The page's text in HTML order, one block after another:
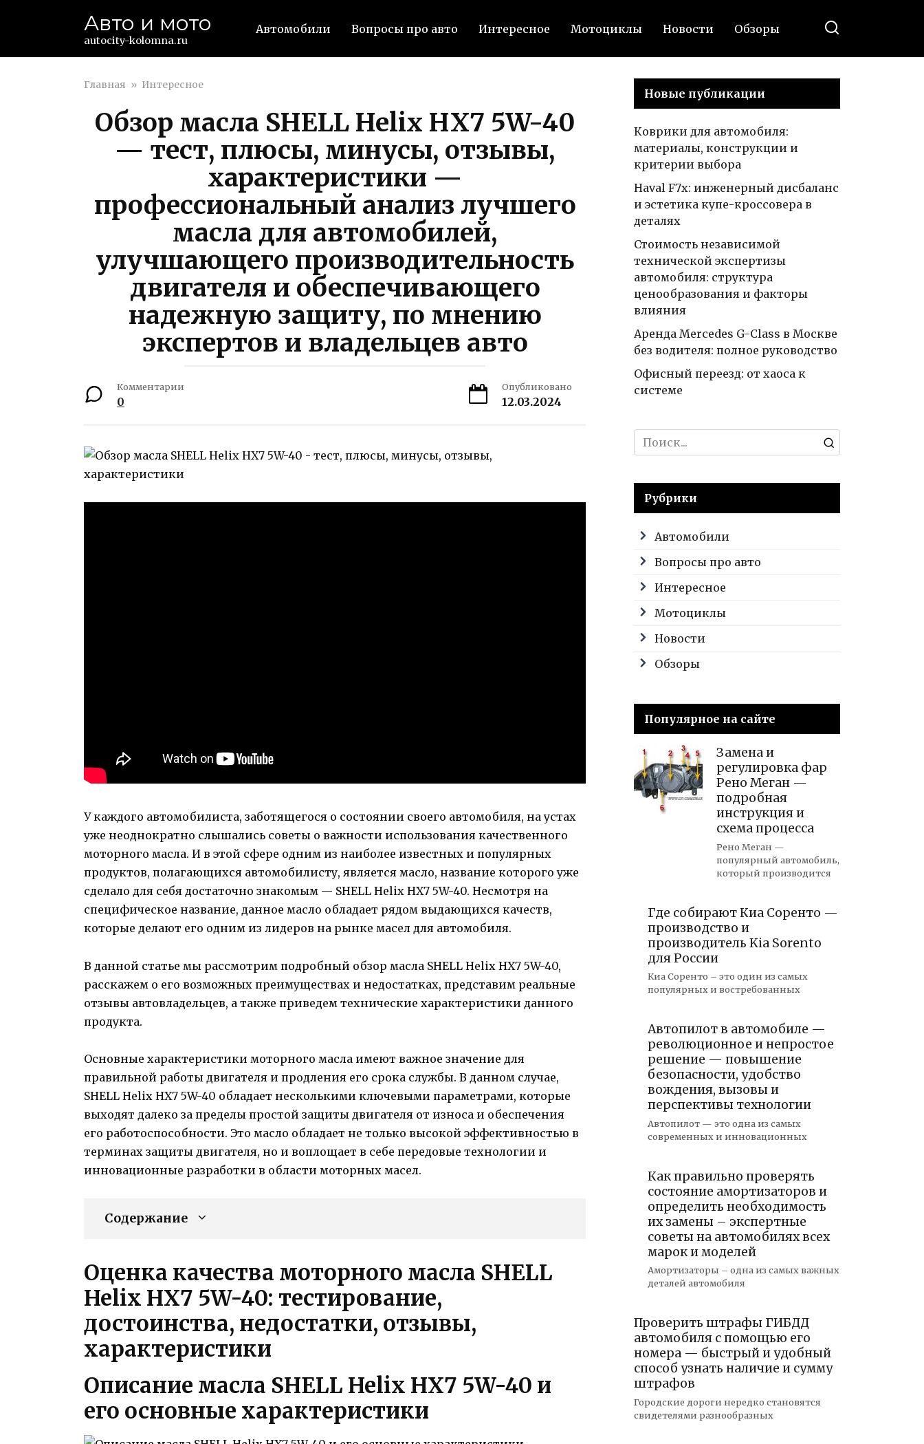
Авто и мото
autocity-kolomna.ru
Автомобили Вопросы про авто Интересное Мотоциклы Новости Обзоры
Главная » Интересное
Обзор масла SHELL Helix HX7 5W-40
— тест, плюсы, минусы, отзывы,
характеристики —
профессиональный анализ лучшего
масла для автомобилей,
улучшающего производительность
двигателя и обеспечивающего
надежную защиту, по мнению
экспертов и владельцев авто
Комментарии
0
Опубликовано
12.03.2024
У каждого автомобилиста, заботящегося о состоянии своего автомобиля, на устах
уже неоднократно слышались советы о важности использования качественного
моторного масла. И в этой сфере одним из наиболее известных и популярных
продуктов, полагающихся автомобилисту, является масло, название которого уже
сделало для себя достаточно знакомым — SHELL Helix HX7 5W-40. Несмотря на
специфическое название, данное масло обладает рядом выдающихся качеств,
которые делают его одним из лидеров на рынке масел для автомобиля.
В данной статье мы рассмотрим подробный обзор масла SHELL Helix HX7 5W-40,
расскажем о его возможных преимуществах и недостатках, представим реальные
отзывы автовладельцев, а также приведем технические характеристики данного
продукта.
Основные характеристики моторного масла имеют важное значение для
правильной работы двигателя и продления его срока службы. В данном случае,
SHELL Helix HX7 5W-40 обладает несколькими ключевыми параметрами, которые
выходят далеко за пределы простой защиты двигателя от износа и обеспечения
его работоспособности. Это масло обладает не только высокой эффективностью в
терминах защиты двигателя, но и воплощает в себе передовые технологии и
инновационные разработки в области моторных масел.
Содержание
Оценка качества моторного масла SHELL
Helix HX7 5W-40: тестирование,
достоинства, недостатки, отзывы,
характеристики
Описание масла SHELL Helix HX7 5W-40 и
его основные характеристики
Новые публикации
Коврики для автомобиля:
материалы, конструкции и
критерии выбора
Haval F7x: инженерный дисбаланс
и эстетика купе-кроссовера в
деталях
Стоимость независимой
технической экспертизы
автомобиля: структура
ценообразования и факторы
влияния
Аренда Mercedes G-Class в Москве
без водителя: полное руководство
Офисный переезд: от хаоса к
системе
Search
for:
Рубрики
Автомобили
Вопросы про авто
Интересное
Мотоциклы
Новости
Обзоры
Популярное на сайте
Замена и
регулировка фар
Рено Меган —
подробная
инструкция и
схема процесса
Рено Меган —
популярный автомобиль,
который производится
Где собирают Киа Соренто —
производство и
производитель Kia Sorento
для России
Киа Соренто – это один из самых
популярных и востребованных
Автопилот в автомобиле —
революционное и непростое
решение — повышение
безопасности, удобство
вождения, вызовы и
перспективы технологии
Автопилот — это одна из самых
современных и инновационных
Как правильно проверять
состояние амортизаторов и
определить необходимость
их замены – экспертные
советы на автомобилях всех
марок и моделей
Амортизаторы – одна из самых важных
деталей автомобиля
Проверить штрафы ГИБДД
автомобиля с помощью его
номера — быстрый и удобный
способ узнать наличие и сумму
штрафов
Городские дороги нередко становятся
свидетелями разнообразных